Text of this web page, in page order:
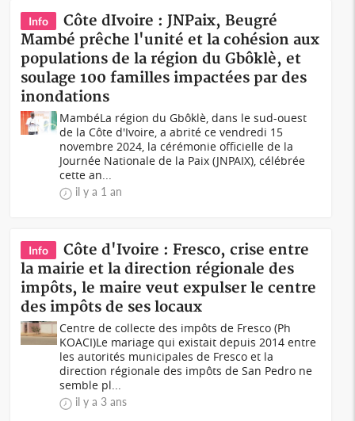
Info
Côte dIvoire : JNPaix, Beugré
Mambé prêche l'unité et la cohésion aux
populations de la région du Gbôklè, et
soulage 100 familles impactées par des
inondations
MambéLa région du Gbôklè, dans le sud-ouest
de la Côte d'Ivoire, a abrité ce vendredi 15
novembre 2024, la cérémonie officielle de la
Journée Nationale de la Paix (JNPAIX), célébrée
cette an...
il y a 1 an
Info
Côte d'Ivoire : Fresco, crise entre
la mairie et la direction régionale des
impôts, le maire veut expulser le centre
des impôts de ses locaux
Centre de collecte des impôts de Fresco (Ph
KOACI)Le mariage qui existait depuis 2014 entre
les autorités municipales de Fresco et la
direction régionale des impôts de San Pedro ne
semble pl...
il y a 3 ans